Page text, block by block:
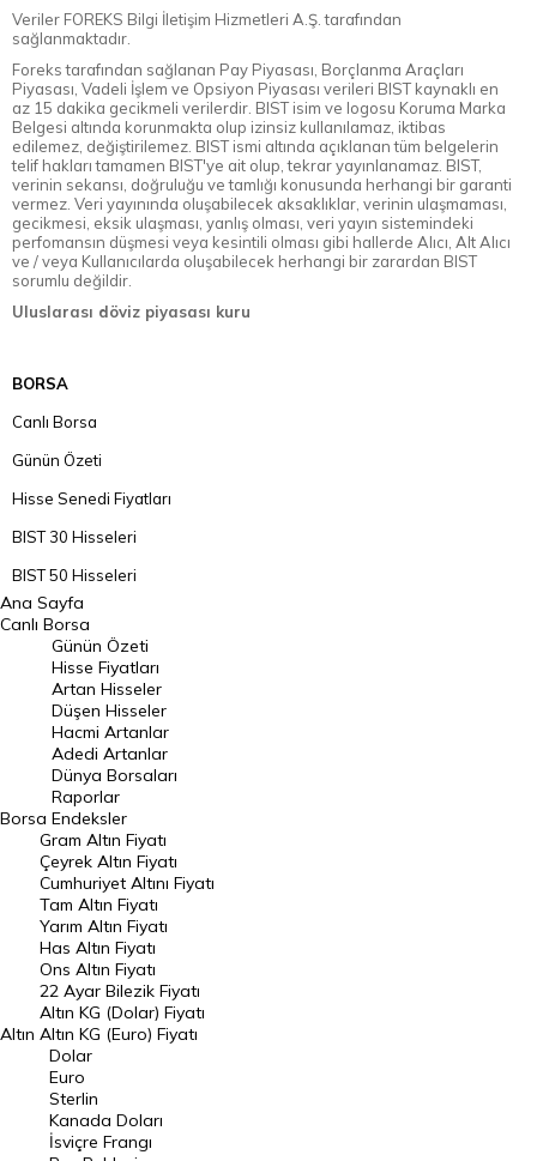
Veriler FOREKS Bilgi İletişim Hizmetleri A.Ş. tarafından
sağlanmaktadır.
Foreks tarafından sağlanan Pay Piyasası, Borçlanma Araçları
Piyasası, Vadeli İşlem ve Opsiyon Piyasası verileri BIST kaynaklı en
az 15 dakika gecikmeli verilerdir. BIST isim ve logosu Koruma Marka
Belgesi altında korunmakta olup izinsiz kullanılamaz, iktibas
edilemez, değiştirilemez. BIST ismi altında açıklanan tüm belgelerin
telif hakları tamamen BIST'ye ait olup, tekrar yayınlanamaz. BIST,
verinin sekansı, doğruluğu ve tamlığı konusunda herhangi bir garanti
vermez. Veri yayınında oluşabilecek aksaklıklar, verinin ulaşmaması,
gecikmesi, eksik ulaşması, yanlış olması, veri yayın sistemindeki
perfomansın düşmesi veya kesintili olması gibi hallerde Alıcı, Alt Alıcı
ve / veya Kullanıcılarda oluşabilecek herhangi bir zarardan BIST
sorumlu değildir.
Uluslarası döviz piyasası kuru
BORSA
Canlı Borsa
Günün Özeti
Hisse Senedi Fiyatları
BIST 30 Hisseleri
BIST 50 Hisseleri
BIST 100 Hisseleri
En Çok Artan Hisseler
En Çok Düşen Hisseler
Hacmi Artanlar
Geçmiş Kapanışlar
Dünya Borsaları
Raporlar
Endeksler
DÖVİZ
Döviz Kuru
Dolar Kuru
Euro Kuru
Pound Kuru
Frank Kuru
Ana Sayfa
Canlı Borsa
Borsa
Günün Özeti
Hisse Fiyatları
Artan Hisseler
Düşen Hisseler
Hacmi Artanlar
Adedi Artanlar
Dünya Borsaları
Raporlar
Endeksler
Altın
Gram Altın Fiyatı
Çeyrek Altın Fiyatı
Cumhuriyet Altını Fiyatı
Tam Altın Fiyatı
Yarım Altın Fiyatı
Has Altın Fiyatı
Ons Altın Fiyatı
22 Ayar Bilezik Fiyatı
Altın KG (Dolar) Fiyatı
Altın KG (Euro) Fiyatı
Dolar
Euro
Sterlin
Kanada Doları
İsviçre Frangı